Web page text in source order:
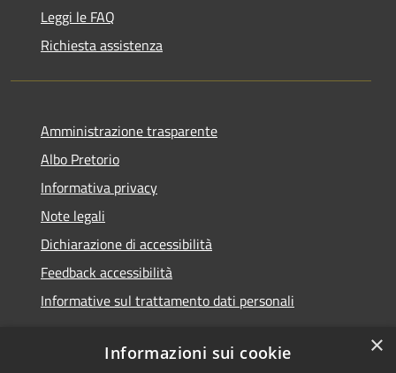
Leggi le FAQ
Richiesta assistenza
Amministrazione trasparente
Albo Pretorio
Informativa privacy
Note legali
Dichiarazione di accessibilità
Feedback accessibilità
Informative sul trattamento dati personali
×
Informazioni sui cookie